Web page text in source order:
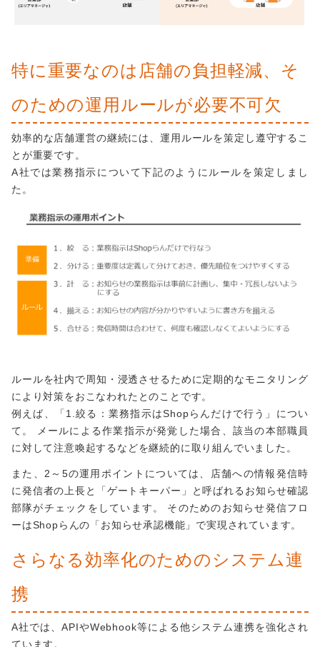
特に重要なのは店舗の負担軽減、そ
のための運用ルールが必要不可欠
効率的な店舗運営の継続には、運用ルールを策定し遵守するこ
とが重要です。
A社では業務指示について下記のようにルールを策定しまし
た。
ルールを社内で周知・浸透させるために定期的なモニタリング
により対策をおこなわれたとのことです。
例えば、「1.絞る：業務指示はShopらんだけで行う」につい
て。 メールによる作業指示が発覚した場合、該当の本部職員
に対して注意喚起するなどを継続的に取り組んでいました。
また、2～5の運用ポイントについては、店舗への情報発信時
に発信者の上長と「ゲートキーパー」と呼ばれるお知らせ確認
部隊がチェックをしています。 そのためのお知らせ発信フロ
ーはShopらんの「お知らせ承認機能」で実現されています。
さらなる効率化のためのシステム連
携
A社では、APIやWebhook等による他システム連携を強化され
ています。